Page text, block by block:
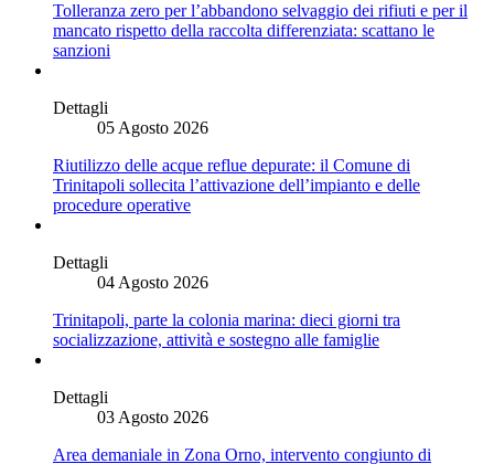
Tolleranza zero per l’abbandono selvaggio dei rifiuti e per il
mancato rispetto della raccolta differenziata: scattano le
sanzioni
Dettagli
05 Agosto 2026
Riutilizzo delle acque reflue depurate: il Comune di
Trinitapoli sollecita l’attivazione dell’impianto e delle
procedure operative
Dettagli
04 Agosto 2026
Trinitapoli, parte la colonia marina: dieci giorni tra
socializzazione, attività e sostegno alle famiglie
Dettagli
03 Agosto 2026
Area demaniale in Zona Orno, intervento congiunto di